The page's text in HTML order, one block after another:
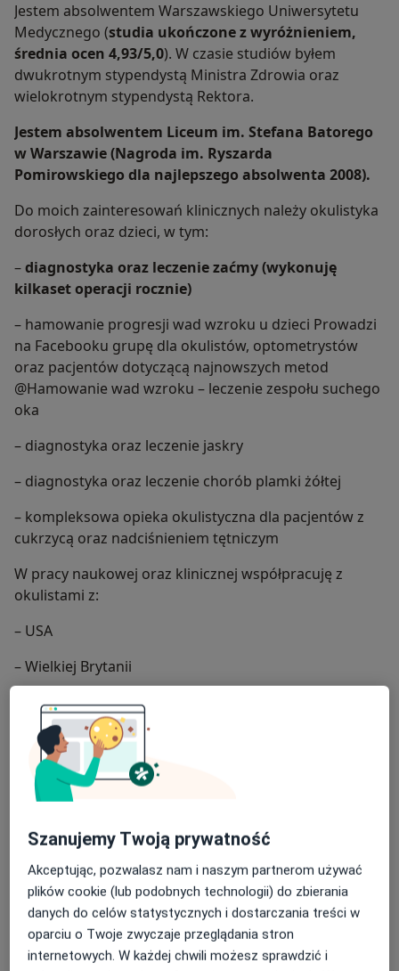
Jestem absolwentem Warszawskiego Uniwersytetu
Medycznego (studia ukończone z wyróżnieniem,
średnia ocen 4,93/5,0). W czasie studiów byłem
dwukrotnym stypendystą Ministra Zdrowia oraz
wielokrotnym stypendystą Rektora.
Jestem absolwentem Liceum im. Stefana Batorego
w Warszawie (Nagroda im. Ryszarda
Pomirowskiego dla najlepszego absolwenta 2008).
Do moich zainteresowań klinicznych należy okulistyka
dorosłych oraz dzieci, w tym:
–diagnostyka oraz leczenie zaćmy (wykonuję
kilkaset operacji rocznie)
– hamowanie progresji wad wzroku u dzieci Prowadzi
na Facebooku grupę dla okulistów, optometrystów
oraz pacjentów dotyczącą najnowszych metod
@Hamowanie wad wzroku – leczenie zespołu suchego
oka
– diagnostyka oraz leczenie jaskry
– diagnostyka oraz leczenie chorób plamki żółtej
– kompleksowa opieka okulistyczna dla pacjentów z
cukrzycą oraz nadciśnieniem tętniczym
W pracy naukowej oraz klinicznej współpracuję z
okulistami z:
– USA
– Wielkiej Brytanii
– Belgii
Przeprowwdzam szkolenia dla lekarzy okulistów z
zakresu:
– hamowania progresji krótkowzroczności
– obliczania mocy soczewek wewnątrzgałkowych
przed operacją zaćmy
– leczenia owrzodzeń rogówki
Wyniki swoich badań publikowałem w prestiżowych
międzynarodowych czasopismach m.in.:
Szanujemy Twoją prywatność
Akceptując, pozwalasz nam i naszym partnerom używać
plików cookie (lub podobnych technologii) do zbierania
danych do celów statystycznych i dostarczania treści w
oparciu o Twoje zwyczaje przeglądania stron
internetowych. W każdej chwili możesz sprawdzić i